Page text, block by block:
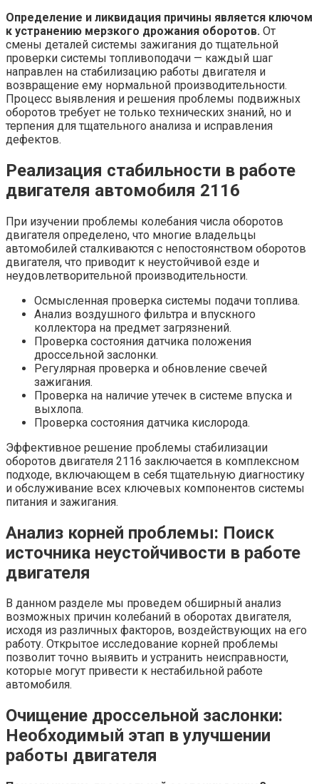
Определение и ликвидация причины является ключом
к устранению мерзкого дрожания оборотов. От
смены деталей системы зажигания до тщательной
проверки системы топливоподачи — каждый шаг
направлен на стабилизацию работы двигателя и
возвращение ему нормальной производительности.
Процесс выявления и решения проблемы подвижных
оборотов требует не только технических знаний, но и
терпения для тщательного анализа и исправления
дефектов.
Реализация стабильности в работе
двигателя автомобиля 2116
При изучении проблемы колебания числа оборотов
двигателя определено, что многие владельцы
автомобилей сталкиваются с непостоянством оборотов
двигателя, что приводит к неустойчивой езде и
неудовлетворительной производительности.
Осмысленная проверка системы подачи топлива.
Анализ воздушного фильтра и впускного
коллектора на предмет загрязнений.
Проверка состояния датчика положения
дроссельной заслонки.
Регулярная проверка и обновление свечей
зажигания.
Проверка на наличие утечек в системе впуска и
выхлопа.
Проверка состояния датчика кислорода.
Эффективное решение проблемы стабилизации
оборотов двигателя 2116 заключается в комплексном
подходе, включающем в себя тщательную диагностику
и обслуживание всех ключевых компонентов системы
питания и зажигания.
Анализ корней проблемы: Поиск
источника неустойчивости в работе
двигателя
В данном разделе мы проведем обширный анализ
возможных причин колебаний в оборотах двигателя,
исходя из различных факторов, воздействующих на его
работу. Открытое исследование корней проблемы
позволит точно выявить и устранить неисправности,
которые могут привести к нестабильной работе
автомобиля.
Очищение дроссельной заслонки:
Необходимый этап в улучшении
работы двигателя